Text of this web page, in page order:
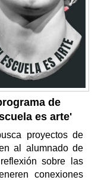
de
es arte'
proyectos de
al alumnado de
sobre las
conexiones